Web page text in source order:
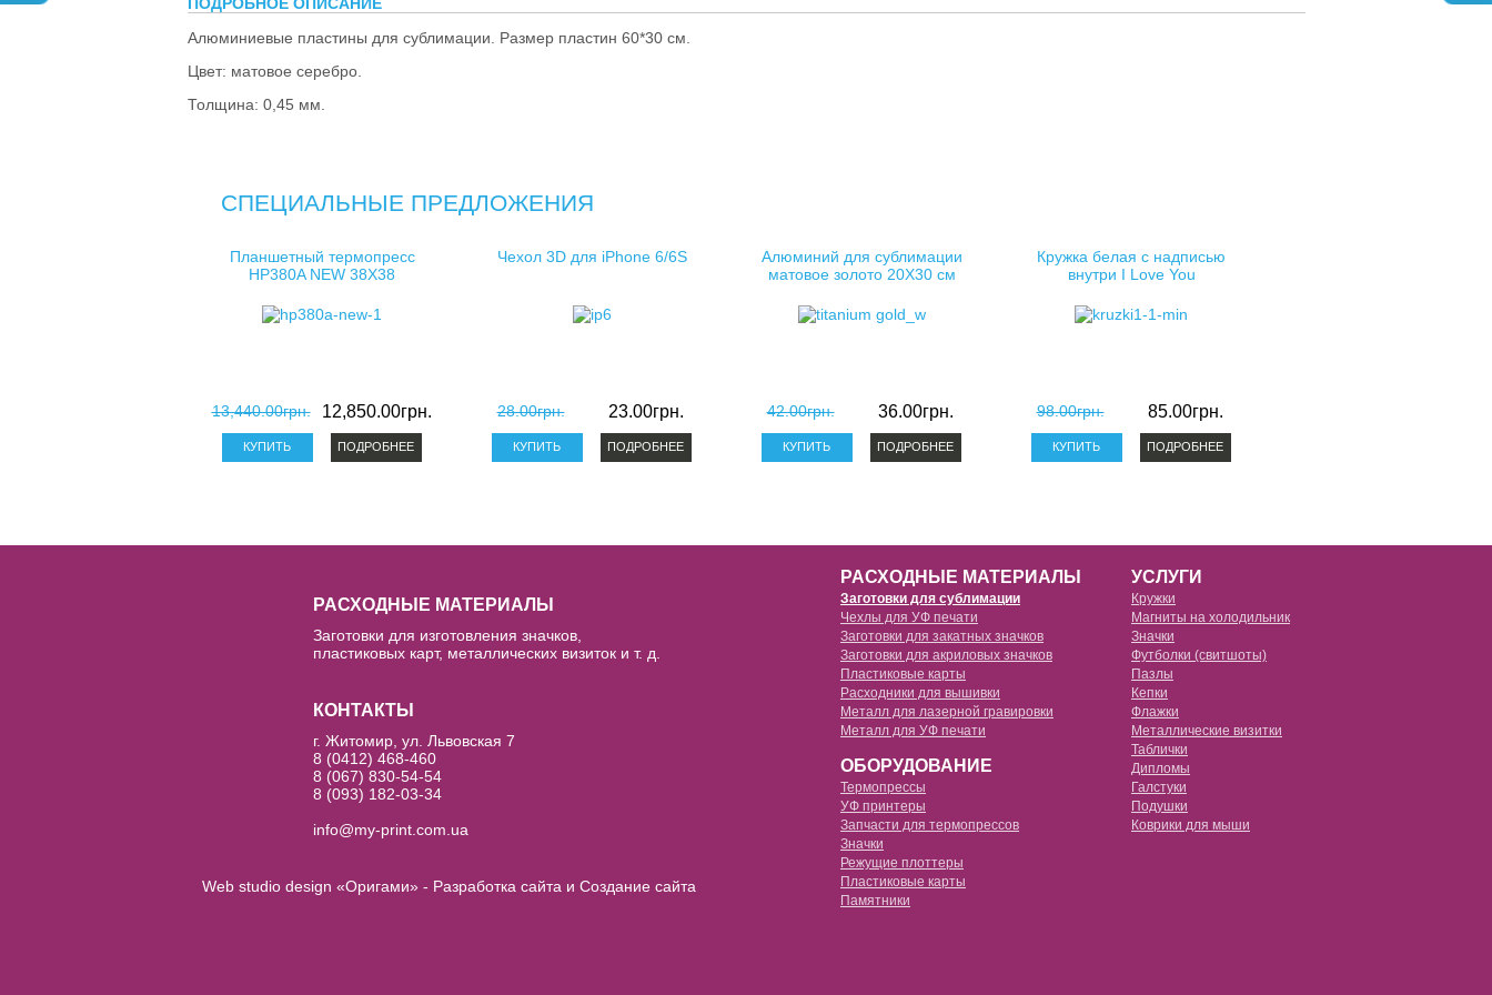
косметички для сублимации
клатчи для сублимации
Алюминиевые пластины для сублимации. Размер пластин 60*30 см.
Цвет: матовое серебро.
Толщина: 0,45 мм.
СПЕЦИАЛЬНЫЕ ПРЕДЛОЖЕНИЯ
Планшетный термопресс
HP380A NEW 38X38
13,440.00грн. 12,850.00грн.
ПОДРОБНЕЕ
Чехол 3D для iPhone 6/6S
28.00грн. 23.00грн.
ПОДРОБНЕЕ
Алюминий для сублимации
матовое золото 20X30 см
42.00грн. 36.00грн.
ПОДРОБНЕЕ
Кружка белая с надписью
внутри I Love You
98.00грн. 85.00грн.
ПОДРОБНЕЕ
РАСХОДНЫЕ МАТЕРИАЛЫ
Заготовки для изготовления значков,
пластиковых карт, металлических визиток и т. д.
КОНТАКТЫ
г. Житомир, ул. Львовская 7
8 (0412) 468-460
8 (067) 830-54-54
8 (093) 182-03-34
info@my-print.com.ua
Web studio design «Оригами» - Разработка сайта и Создание сайта
УСЛУГИ
Кружки
Магниты на холодильник
Значки
Футболки (свитшоты)
Пазлы
Кепки
Флажки
Металлические визитки
Таблички
Дипломы
Галстуки
Подушки
Коврики для мыши
РАСХОДНЫЕ МАТЕРИАЛЫ
Заготовки для сублимации
кружки для сублимации
чехлы для 3d сублимации full edge
чехлы для 3d сублимации
чехлы для 2d сублимации силиконовые (tpu) с пластиковой пластиной
чехлы для 2d сублимации силиконовые (tpu) с металлической пластиной
чехлы для 2d сублимации пластиковые (pc)
брелоки для сублимации
Чехлы для УФ печати
чехлы для уф печати силиконовые прозрачные
чехлы для уф печати силиконовые черные
чехлы для уф печати силиконовые розовые
чехлы для уф печати силиконовые белые
Заготовки для закатных значков
заготовки 25мм
заготовки 32мм
заготовки 44мм
заготовки 58мм
заготовки 75мм
Заготовки для акриловых значков
Пластиковые карты
Расходники для вышивки
флизелин водорастворимый
пленка водорастворимая
нитка водорастворимая
Металл для лазерной гравировки
Металл для УФ печати
ОБОРУДОВАНИЕ
Термопрессы
3d термопрессы
многофункциональные термопрессы
УФ принтеры
Запчасти для термопрессов
Значки
станки для значков
Режущие плоттеры
Пластиковые карты
Памятники